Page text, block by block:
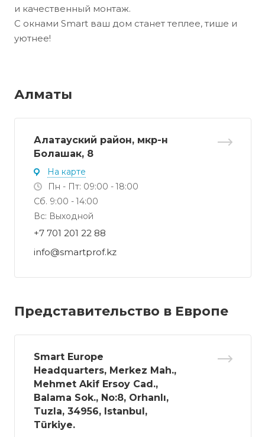
и качественный монтаж.
С окнами Smart ваш дом станет теплее, тише и
уютнее!
Алматы
Алатауский район, мкр-н
Болашак, 8
На карте
Пн - Пт: 09:00 - 18:00
Сб. 9:00 - 14:00
Вс: Выходной
+7 701 201 22 88
info@smartprof.kz
Представительство в Европе
Smart Europe
Headquarters, Merkez Mah.,
Mehmet Akif Ersoy Cad.,
Balama Sok., No:8, Orhanlı,
Tuzla, 34956, Istanbul,
Türkiye.